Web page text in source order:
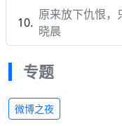
原来放下仇恨，
晓晨
专题
微博之夜